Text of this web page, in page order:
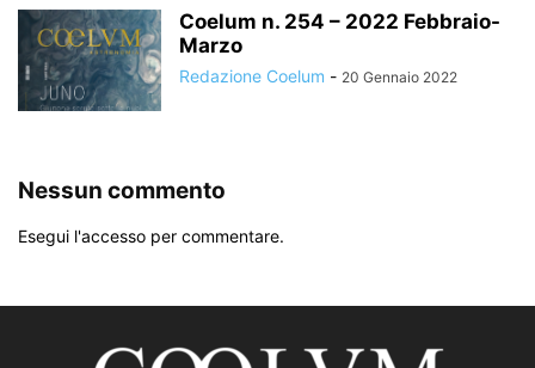
Coelum n. 254 – 2022 Febbraio-
Marzo
Redazione Coelum - 20 Gennaio 2022
Nessun commento
Esegui l'accesso per commentare.